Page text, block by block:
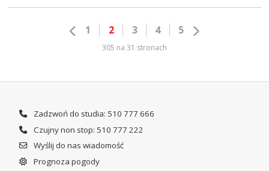
1 2 3 4 5
305 na 31 stronach
Zadzwoń do studia: 510 777 666
Czujny non stop: 510 777 222
Wyślij do nas wiadomość
Prognoza pogody